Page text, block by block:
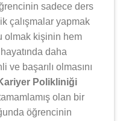
sadece ders
çalışmalar yapmak
olmak kişinin hem
daha
başarılı olmasını
Polikliniği
olan bir
öğrencinin